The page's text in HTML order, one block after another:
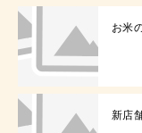
お米
新店